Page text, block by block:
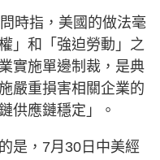
時指，美國的做法毫
」和「強迫勞動」之
實施單邊制裁，是典
嚴重損害相關企業的
供應鏈穩定」。
是，7月30日中美經